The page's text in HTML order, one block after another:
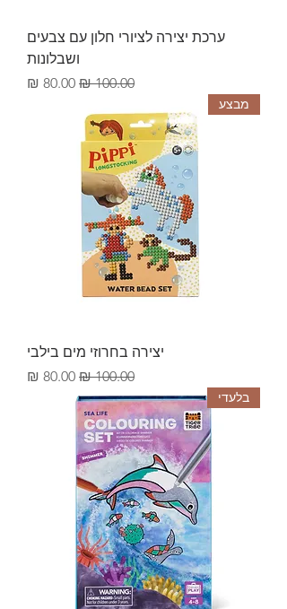
ערכת יצירה לציורי חלון עם צבעים
ושבלונות
מחיר רגיל מחיר מבצע
מבצע
יצירה בחרוזי מים בילבי
מחיר רגיל מחיר מבצע
בלעדי